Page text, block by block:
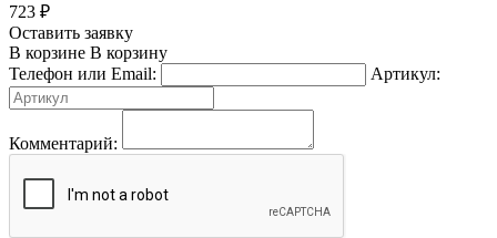
723 ₽
Оставить заявку
В корзине В корзину
Телефон или Email:
Артикул:
Комментарий: